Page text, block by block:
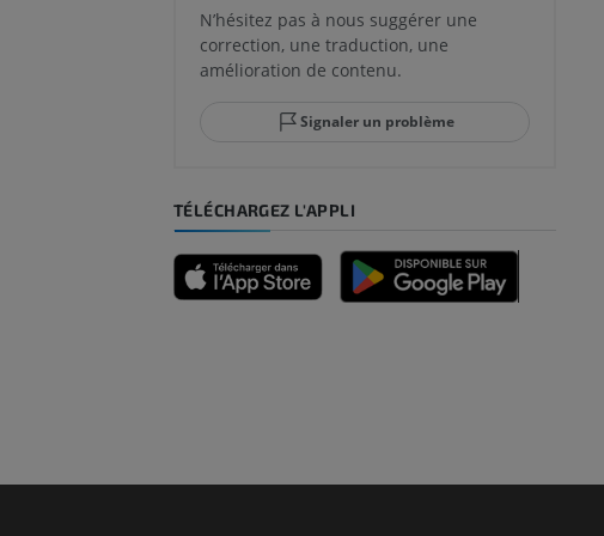
N’hésitez pas à nous suggérer une
correction, une traduction, une
amélioration de contenu.
Signaler un problème
TÉLÉCHARGEZ L'APPLI